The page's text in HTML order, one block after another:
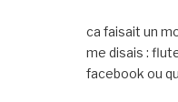
ca faisait un
me disais :
facebook ou